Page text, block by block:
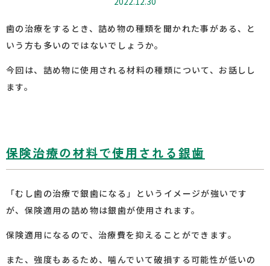
歯の治療をするとき、詰め物の種類を聞かれた事がある、と
いう方も多いのではないでしょうか。
今回は、詰め物に使用される材料の種類について、お話しし
ます。
保険治療の材料で使用される銀歯
「むし歯の治療で銀歯になる」というイメージが強いです
が、保険適用の詰め物は銀歯が使用されます。
保険適用になるので、治療費を抑えることができます。
また、強度もあるため、噛んでいて破損する可能性が低いの